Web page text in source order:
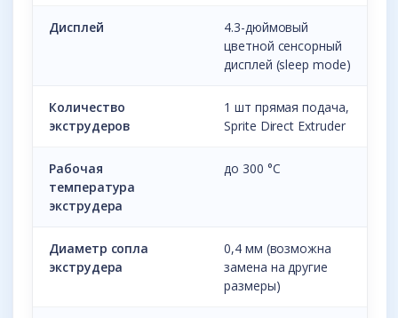
Дисплей
4.3-дюймовый
цветной сенсорный
дисплей (sleep mode)
Количество
экструдеров
1 шт прямая подача,
Sprite Direct Extruder
Рабочая
температура
экструдера
до 300 °С
Диаметр сопла
экструдера
0,4 мм (возможна
замена на другие
размеры)